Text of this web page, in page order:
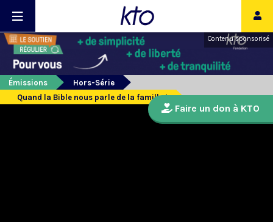
Contenu sponsorisé
Émissions
Hors-Série
Quand la Bible nous parle de la famille !
Faire un don à KTO